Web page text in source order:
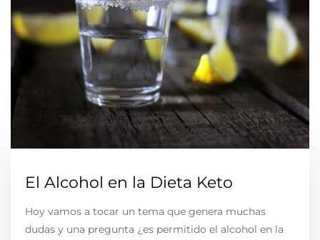
El Alcohol en la Dieta Keto
Hoy vamos a tocar un tema que genera muchas
dudas y una pregunta ¿es permitido el alcohol en la